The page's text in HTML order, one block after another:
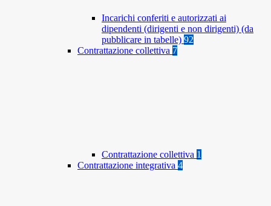
Incarichi conferiti e autorizzati ai
dipendenti (dirigenti e non dirigenti) (da
pubblicare in tabelle) 92
Contrattazione collettiva 7
Contrattazione collettiva 1
Contrattazione integrativa 4